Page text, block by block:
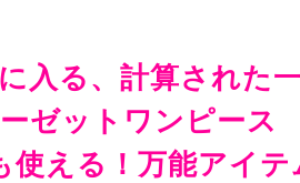
入る、計算された
ゼットワンピース
使える！万能アイテ